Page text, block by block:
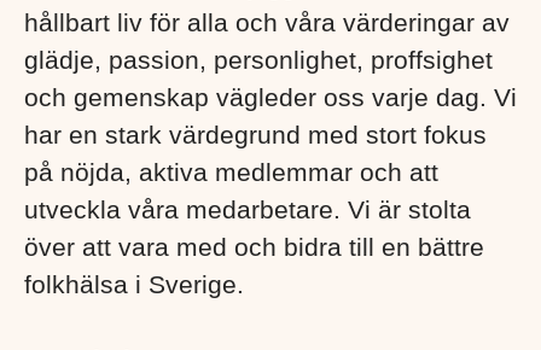
hållbart liv för alla och våra värderingar av
glädje, passion, personlighet, proffsighet
och gemenskap vägleder oss varje dag. Vi
har en stark värdegrund med stort fokus
på nöjda, aktiva medlemmar och att
utveckla våra medarbetare. Vi är stolta
över att vara med och bidra till en bättre
folkhälsa i Sverige. ​